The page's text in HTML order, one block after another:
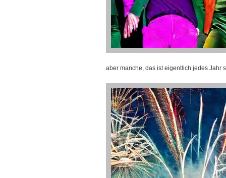
aber manche, das ist eigentlich jedes Jahr